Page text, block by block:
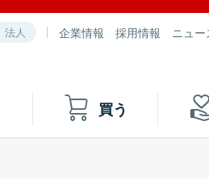
法人 企業情報 採用情報 ニュ
買う